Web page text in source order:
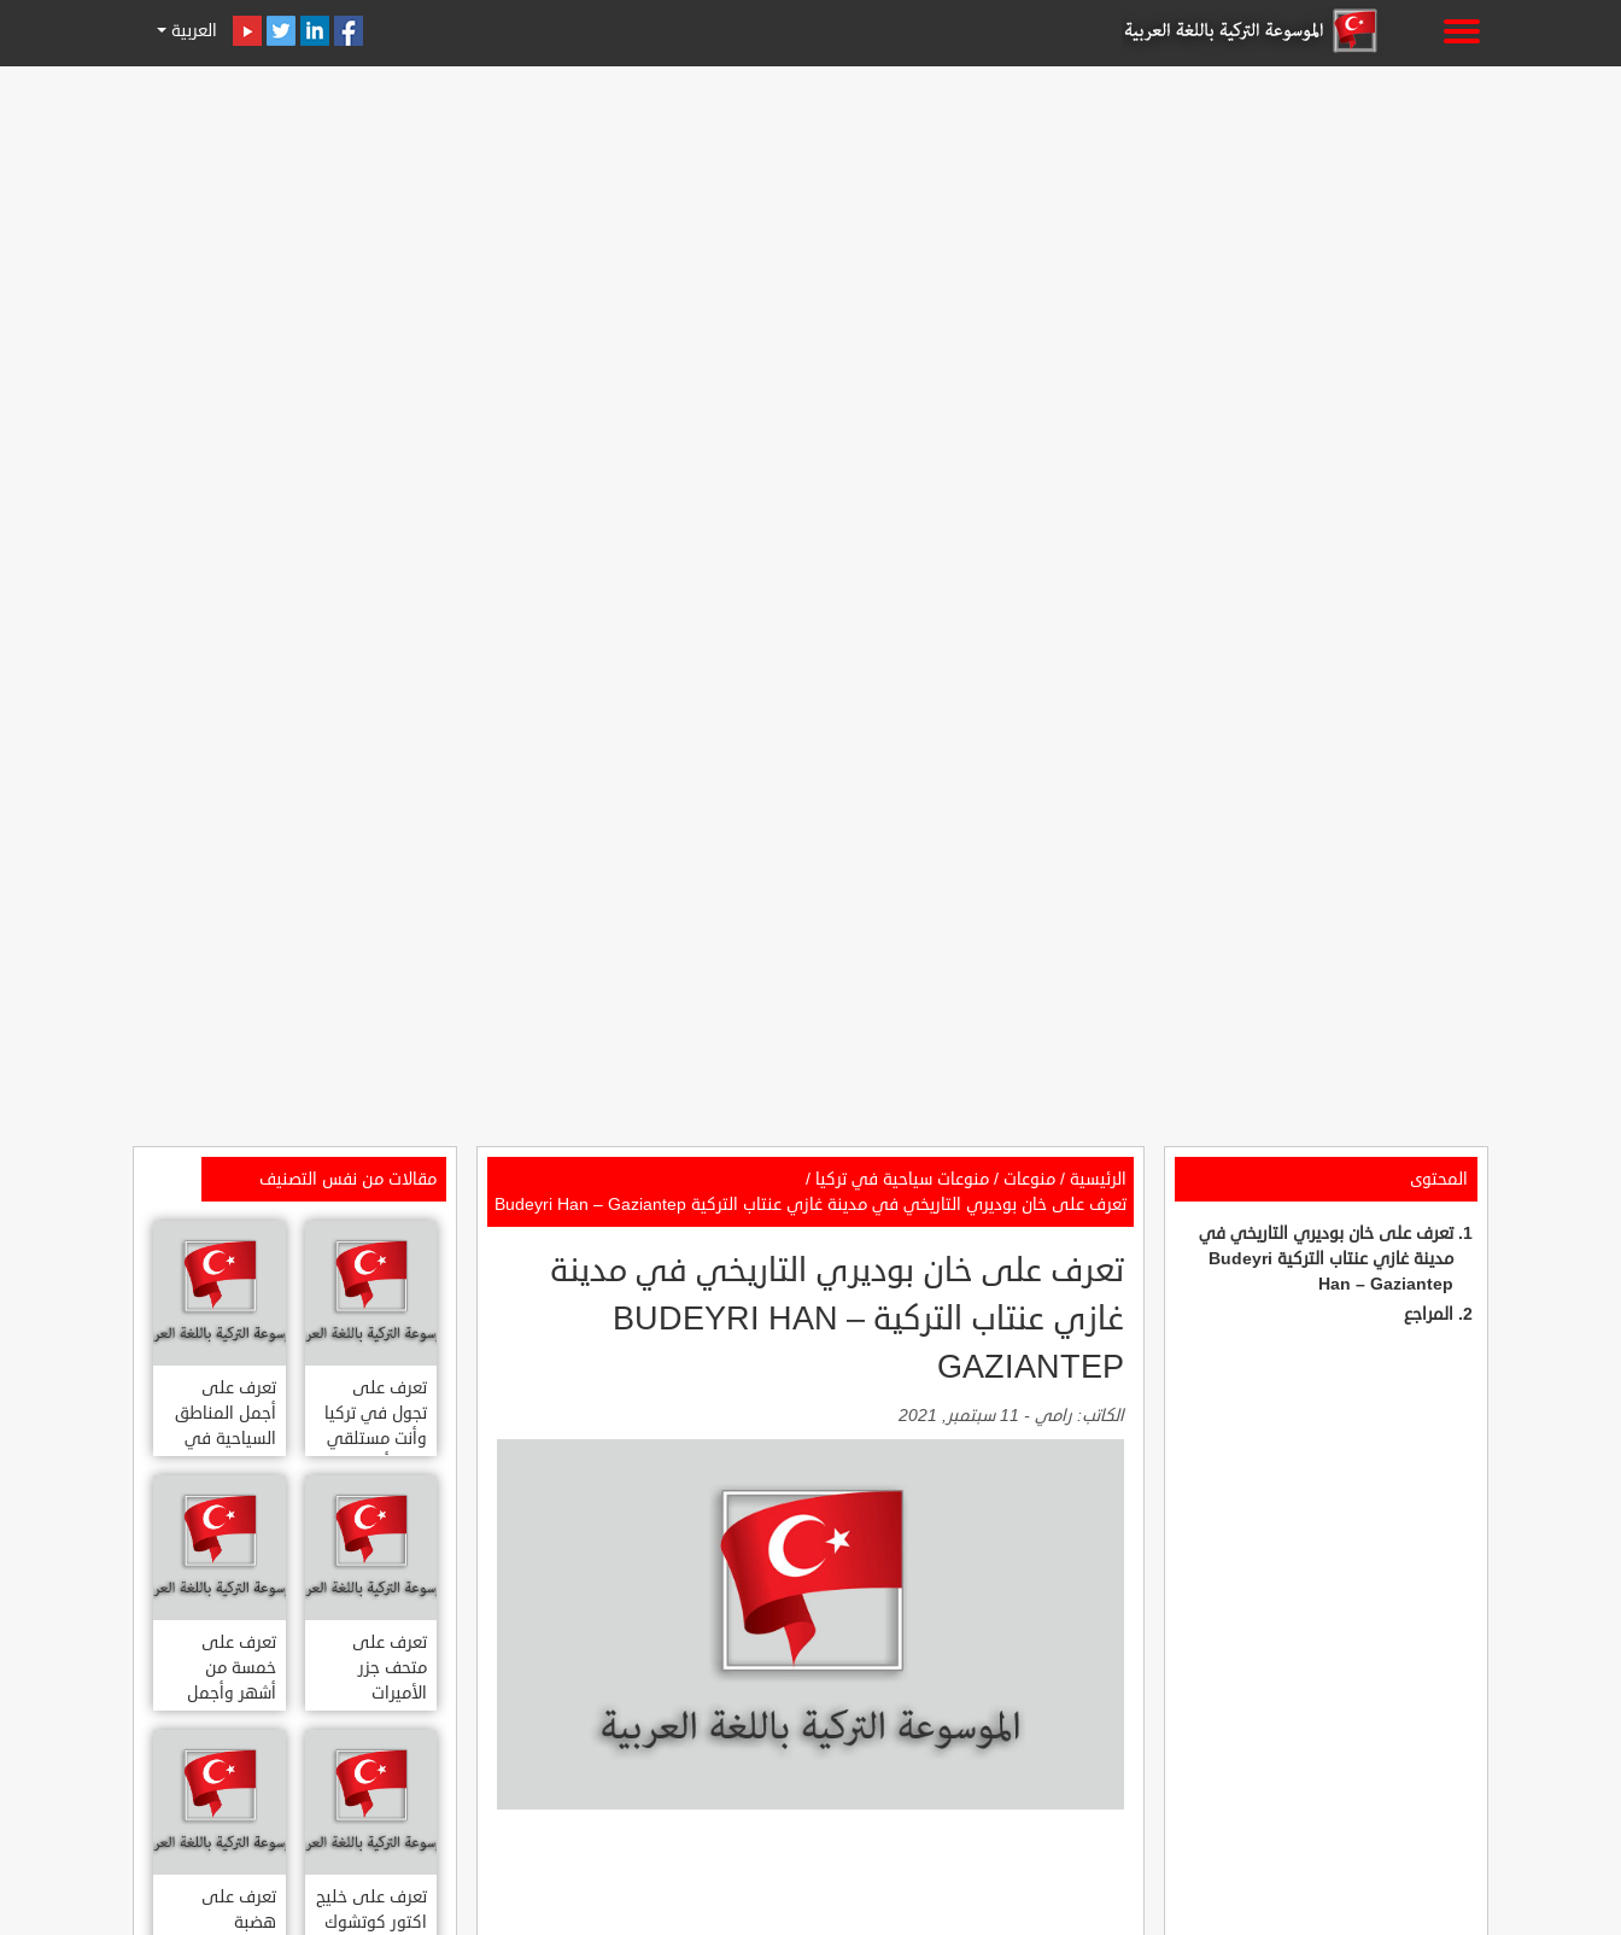
العربية
المحتوى
تعرف على خان بوديري التاريخي في
مدينة غازي عنتاب التركية Budeyri
Han – Gaziantep
المراجع
الرئيسية / منوعات / منوعات سياحية في تركيا /
تعرف على خان بوديري التاريخي في مدينة غازي عنتاب التركية Budeyri Han – Gaziantep
تعرف على خان بوديري التاريخي في مدينة
غازي عنتاب التركية BUDEYRI HAN –
GAZIANTEP
الكاتب: رامي - 11 سبتمبر, 2021
مقالات من نفس التصنيف
تعرف على
تجول في تركيا
وأنت مستلقي
على أريكتك
..السياحة
الافتراضية.
تعرف على
أجمل المناطق
السياحية في
اسطنبول
المشهورة في
تعرف على
متحف جزر
الأميرات
ADALAR
MÜZESI
تعرف على
خمسة من
أشهر وأجمل
قصور اسطنبول
تعرف على خليج
اكتور كوتشوك
تعرف على
هضبة